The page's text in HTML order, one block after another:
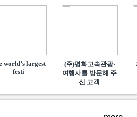
world’s largest
festi
(주)평화고속관광·
여행사를 방문해 주
신 고객